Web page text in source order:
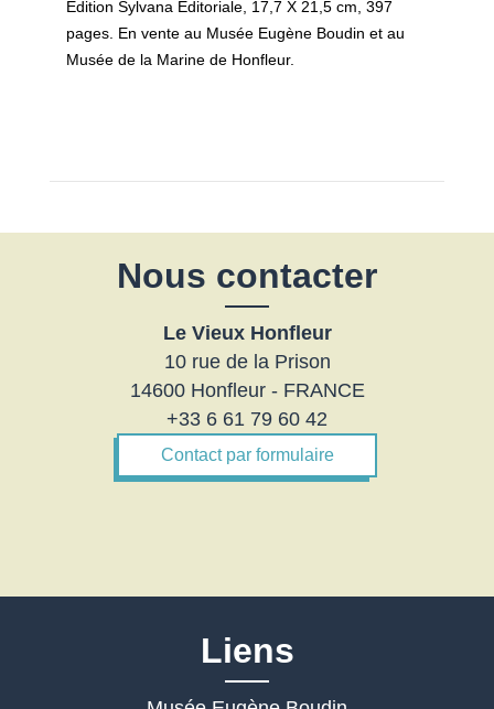
Edition Sylvana Editoriale, 17,7 X 21,5 cm, 397
pages. En vente au Musée Eugène Boudin et au
Musée de la Marine de Honfleur.
Nous contacter
Le Vieux Honfleur
10 rue de la Prison
14600 Honfleur - FRANCE
+33 6 61 79 60 42
Contact par formulaire
Liens